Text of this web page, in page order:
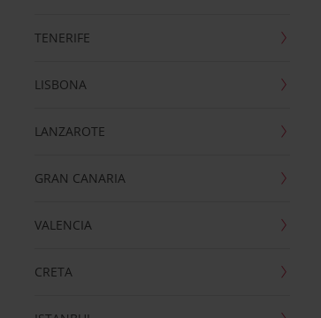
TENERIFE
LISBONA
LANZAROTE
GRAN CANARIA
VALENCIA
CRETA